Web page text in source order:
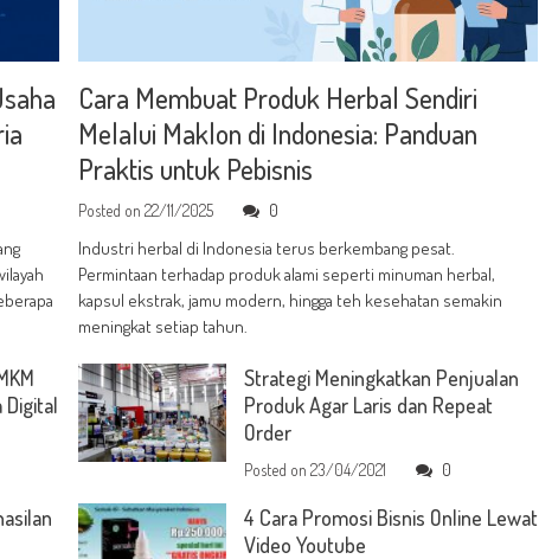
Cara Membuat Produk Herbal Sendiri
Melalui Maklon di Indonesia: Panduan
Praktis untuk Pebisnis
Posted on22/11/2025 0
Industri herbal di Indonesia terus berkembang pesat.
Permintaan terhadap produk alami seperti minuman herbal,
kapsul ekstrak, jamu modern, hingga teh kesehatan semakin
meningkat setiap tahun.
Digital
Strategi Meningkatkan Penjualan
Produk Agar Laris dan Repeat
Order
Posted on23/04/2021 0
4 Cara Promosi Bisnis Online Lewat
Video Youtube